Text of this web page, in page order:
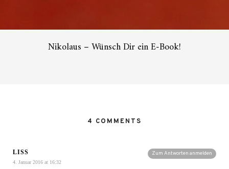
Nikolaus – Wünsch Dir ein E-Book!
4 COMMENTS
Zum Antworten anmelden
LISS
4. Januar 2016 at 16:32